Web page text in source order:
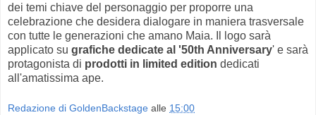
dei temi chiave del personaggio per proporre una
celebrazione che desidera dialogare in maniera trasversale
con tutte le generazioni che amano Maia. Il logo sarà
applicato su grafiche dedicate al '50th Anniversary' e sarà
protagonista di prodotti in limited edition dedicati
all'amatissima ape.
Redazione di GoldenBackstage alle 15:00